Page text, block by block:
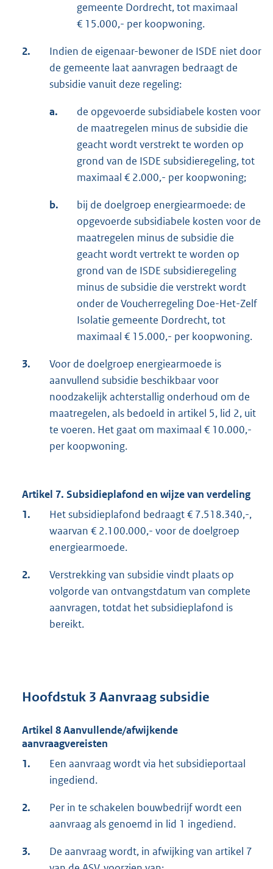
gemeente Dordrecht, tot maximaal
€ 15.000,- per koopwoning.
2.
Indien de eigenaar-bewoner de ISDE niet door
de gemeente laat aanvragen bedraagt de
subsidie vanuit deze regeling:
a.
de opgevoerde subsidiabele kosten voor
de maatregelen minus de subsidie die
geacht wordt verstrekt te worden op
grond van de ISDE subsidieregeling, tot
maximaal € 2.000,- per koopwoning;
b.
bij de doelgroep energiearmoede: de
opgevoerde subsidiabele kosten voor de
maatregelen minus de subsidie die
geacht wordt vertrekt te worden op
grond van de ISDE subsidieregeling
minus de subsidie die verstrekt wordt
onder de Voucherregeling Doe-Het-Zelf
Isolatie gemeente Dordrecht, tot
maximaal € 15.000,- per koopwoning.
3.
Voor de doelgroep energiearmoede is
aanvullend subsidie beschikbaar voor
noodzakelijk achterstallig onderhoud om de
maatregelen, als bedoeld in artikel 5, lid 2, uit
te voeren. Het gaat om maximaal € 10.000,-
per koopwoning.
Artikel 7. Subsidieplafond en wijze van verdeling
1.
Het subsidieplafond bedraagt € 7.518.340,-,
waarvan € 2.100.000,- voor de doelgroep
energiearmoede.
2.
Verstrekking van subsidie vindt plaats op
volgorde van ontvangstdatum van complete
aanvragen, totdat het subsidieplafond is
bereikt.
Hoofdstuk 3 Aanvraag subsidie
Artikel 8 Aanvullende/afwijkende
aanvraagvereisten
1.
Een aanvraag wordt via het subsidieportaal
ingediend.
2.
Per in te schakelen bouwbedrijf wordt een
aanvraag als genoemd in lid 1 ingediend.
3.
De aanvraag wordt, in afwijking van artikel 7